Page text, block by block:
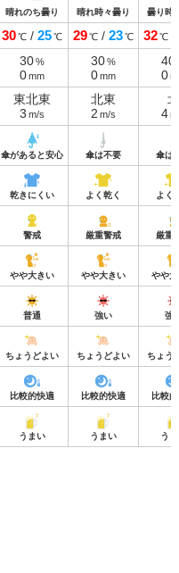
晴れのち曇り 晴れ時々曇り 曇り時
30℃/ 25℃ 29℃/ 23℃ 32℃/
30%
0mm
30%
0mm
40
0
東北東
3 m/s
北東
2 m/s
北
4
傘があると安心 傘は不要 傘は
乾きにくい よく乾く よく
警戒 厳重警戒 厳重
やや大きい やや大きい やや
普通 強い 強
ちょうどよい ちょうどよい ちょう
比較的快適 比較的快適 比較
うまい うまい う